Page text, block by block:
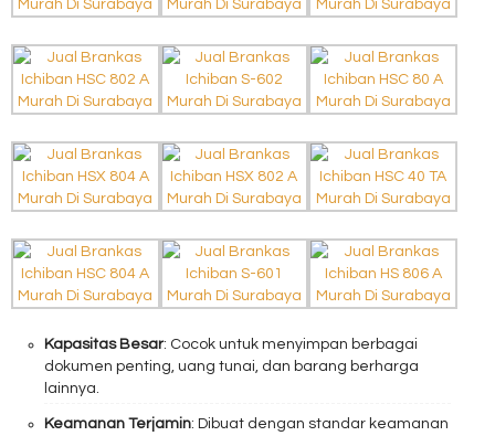
Kapasitas Besar: Cocok untuk menyimpan berbagai
dokumen penting, uang tunai, dan barang berharga
lainnya.
Keamanan Terjamin: Dibuat dengan standar keamanan